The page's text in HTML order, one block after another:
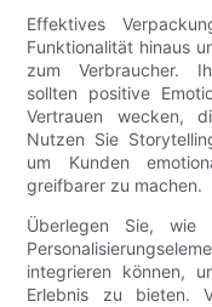
Effektives
Funktionalität hinaus
zum Verbraucher.
sollten positive
Vertrauen wecken,
Nutzen Sie
um Kunden
greifbarer zu machen.
Überlegen Sie, wie
integrieren können,
Erlebnis zu bieten.